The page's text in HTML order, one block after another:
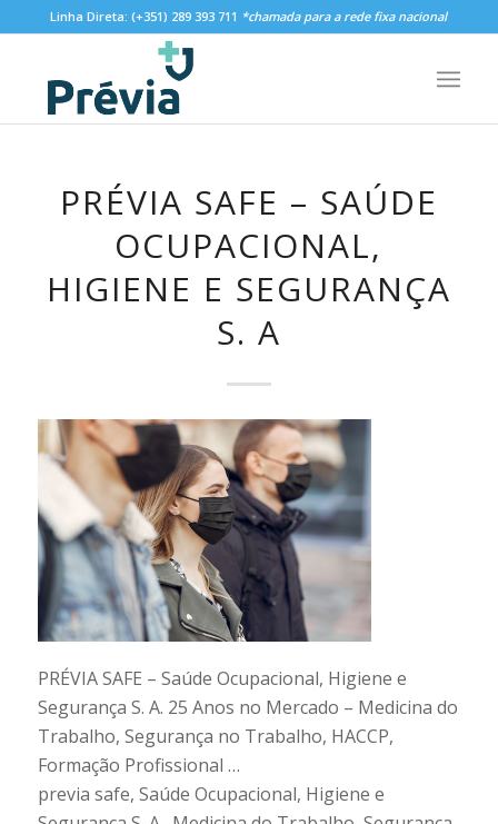
Linha Direta:(+351) 289 393 711 *chamada para a rede fixa nacional
PRÉVIA SAFE – SAÚDE
OCUPACIONAL,
HIGIENE E SEGURANÇA
S. A
PRÉVIA SAFE – Saúde Ocupacional, Higiene e
Segurança S. A. 25 Anos no Mercado – Medicina do
Trabalho, Segurança no Trabalho, HACCP,
Formação Profissional …
previa safe, Saúde Ocupacional, Higiene e